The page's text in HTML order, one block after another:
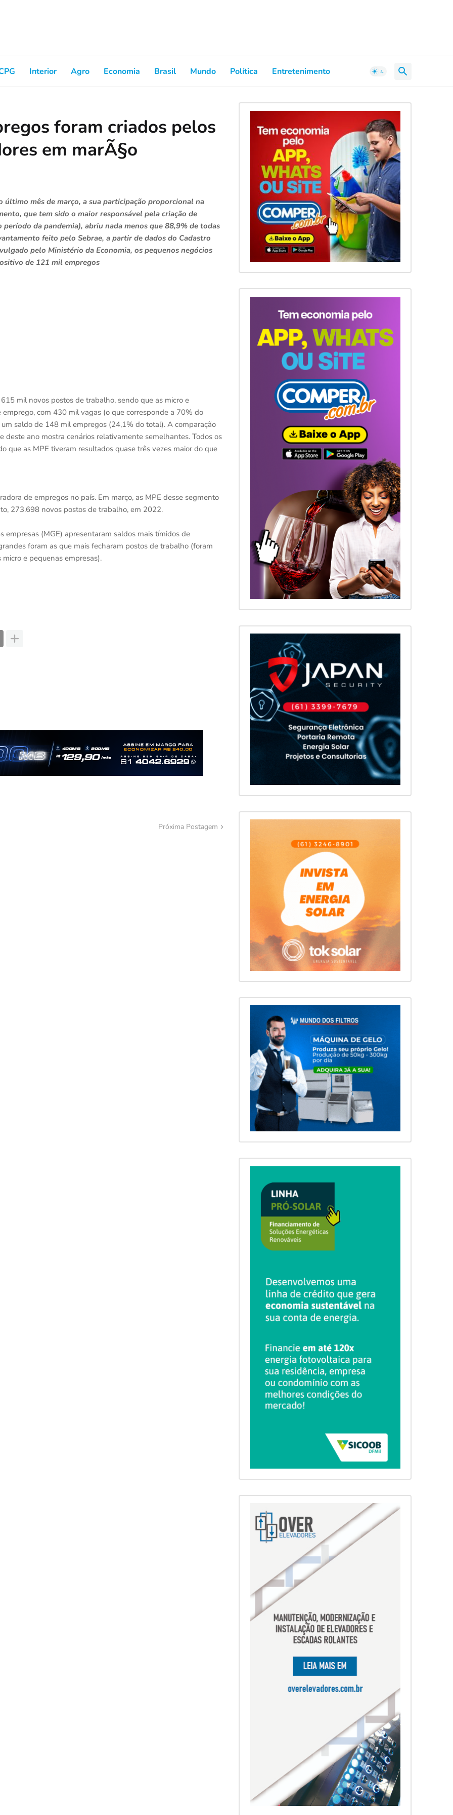
Interior Agro Economia Brasil Mundo Política Entretenimento
foram criados pelos
em marÃ§o
último mês de março, a sua participação proporcional na
que tem sido o maior responsável pela criação de
da pandemia), abriu nada menos que 88,9% de todas
feito pelo Sebrae, a partir de dados do Cadastro
pelo Ministério da Economia, os pequenos negócios
de 121 mil empregos
mil novos postos de trabalho, sendo que as micro e
com 430 mil vagas (o que corresponde a 70% do
saldo de 148 mil empregos (24,1% do total). A comparação
ano mostra cenários relativamente semelhantes. Todos os
que as MPE tiveram resultados quase três vezes maior do que
de empregos no país. Em março, as MPE desse segmento
273.698 novos postos de trabalho, em 2022.
empresas (MGE) apresentaram saldos mais tímidos de
foram as que mais fecharam postos de trabalho (foram
e pequenas empresas).
Próxima Postagem